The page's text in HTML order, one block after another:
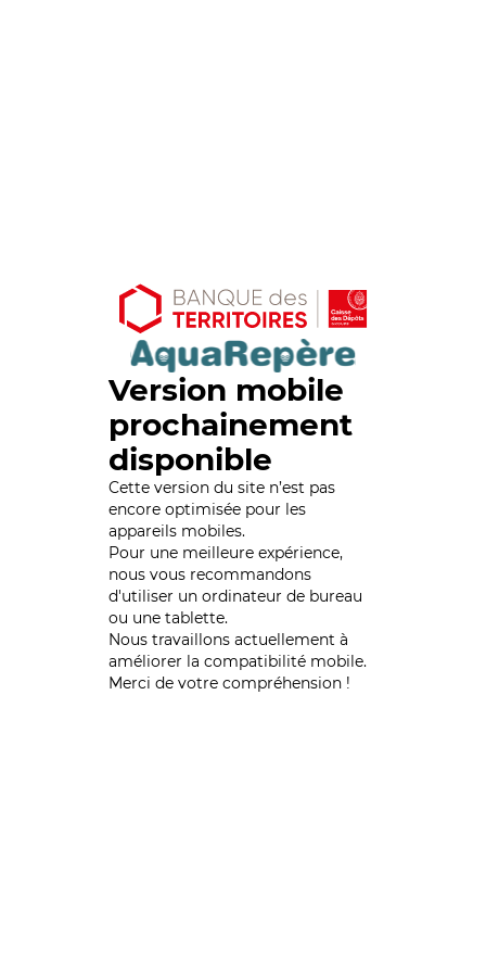
Version mobile
prochainement
disponible
Cette version du site n’est pas
encore optimisée pour les
appareils mobiles.
Pour une meilleure expérience,
nous vous recommandons
d'utiliser un ordinateur de bureau
ou une tablette.
Nous travaillons actuellement à
améliorer la compatibilité mobile.
Merci de votre compréhension !